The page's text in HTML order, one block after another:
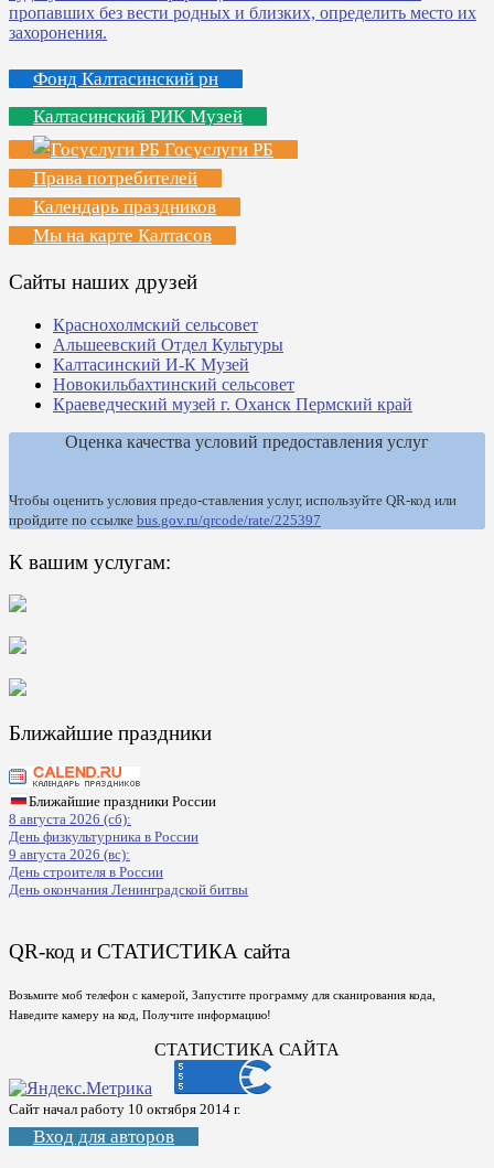
Фонд Калтасинский рн
Калтасинский РИК Музей
Госуслуги РБ
Права потребителей
Календарь праздников
Мы на карте Калтасов
Сайты наших друзей
Краснохолмский сельсовет
Альшеевский Отдел Культуры
Калтасинский И-К Музей
Новокильбахтинский сельсовет
Краеведческий музей г. Оханск Пермский край
Оценка качества условий предоставления услуг
Чтобы оценить условия предо-ставления услуг, используйте QR-код или
пройдите по ссылке bus.gov.ru/qrcode/rate/225397
К вашим услугам:
Ближайшие праздники
Ближайшие праздники России
8 августа 2026 (сб):
День физкультурника в России
9 августа 2026 (вс):
День строителя в России
День окончания Ленинградской битвы
QR-код и СТАТИСТИКА сайта
Возьмите моб телефон с камерой, Запустите программу для сканирования кода,
Наведите камеру на код, Получите информацию!
СТАТИСТИКА САЙТА
Сайт начал работу 10 октября 2014 г.
Вход для авторов